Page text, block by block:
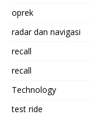
oprek
radar dan navigasi
recall
recall
Technology
test ride